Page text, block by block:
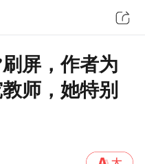
屏，作者为
师，她特别